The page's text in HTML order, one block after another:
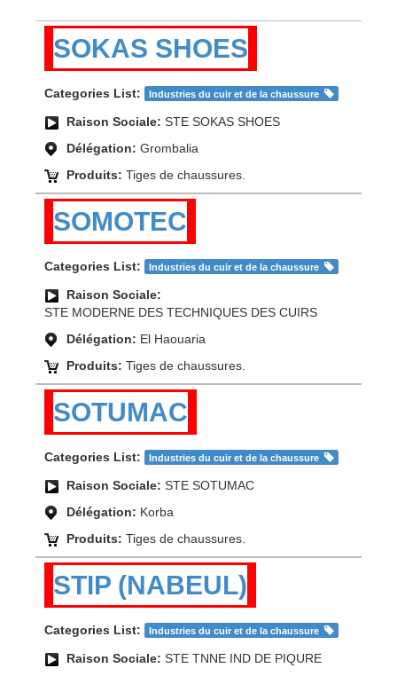
SOKAS SHOES
Categories List: Industries du cuir et de la chaussure
Raison Sociale: STE SOKAS SHOES
Délégation: Grombalia
Produits: Tiges de chaussures.
SOMOTEC
Categories List: Industries du cuir et de la chaussure
Raison Sociale:
STE MODERNE DES TECHNIQUES DES CUIRS
Délégation: El Haouaria
Produits: Tiges de chaussures.
SOTUMAC
Categories List: Industries du cuir et de la chaussure
Raison Sociale: STE SOTUMAC
Délégation: Korba
Produits: Tiges de chaussures.
STIP (NABEUL)
Categories List: Industries du cuir et de la chaussure
Raison Sociale: STE TNNE IND DE PIQURE